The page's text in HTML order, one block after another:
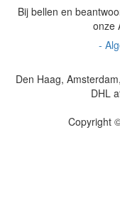
Bij bellen en
onze
-
Den Haag,
DHL
Copyright